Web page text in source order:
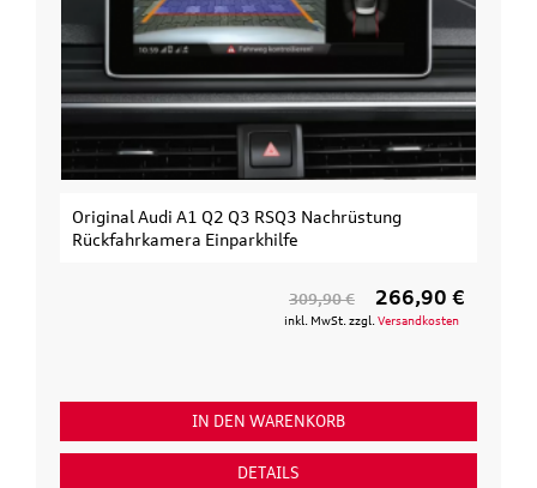
Q3 RSQ3 Nachrüstung
Original Audi